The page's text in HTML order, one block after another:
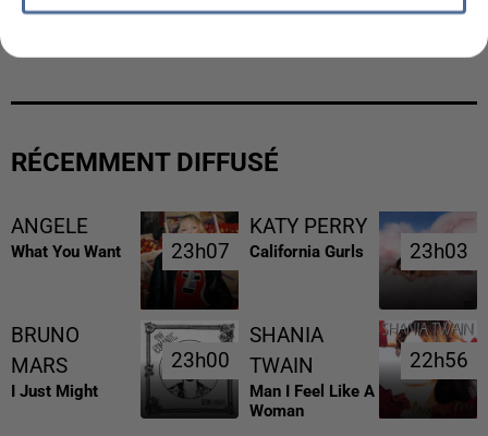
UNE TOURISTE DE L’OISE EMPORTÉE PAR UNE
RÉCEMMENT DIFFUSÉ
ANGELE
What You Want 23h07
23h07
KATY PERRY
California Gurls 23h03
23h03
BRUNO
MARS
I Just Might
23h00
23h00
SHANIA
TWAIN
Man I Feel Like A
Woman
22h56
22h56